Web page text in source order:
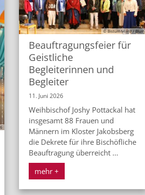
© Bistum Mainz / Blum
Beauftragungsfeier für
Geistliche
Begleiterinnen und
Begleiter
11. Juni 2026
Weihbischof Joshy Pottackal hat
insgesamt 88 Frauen und
Männern im Kloster Jakobsberg
die Dekrete für ihre Bischöfliche
Beauftragung überreicht ...
mehr +